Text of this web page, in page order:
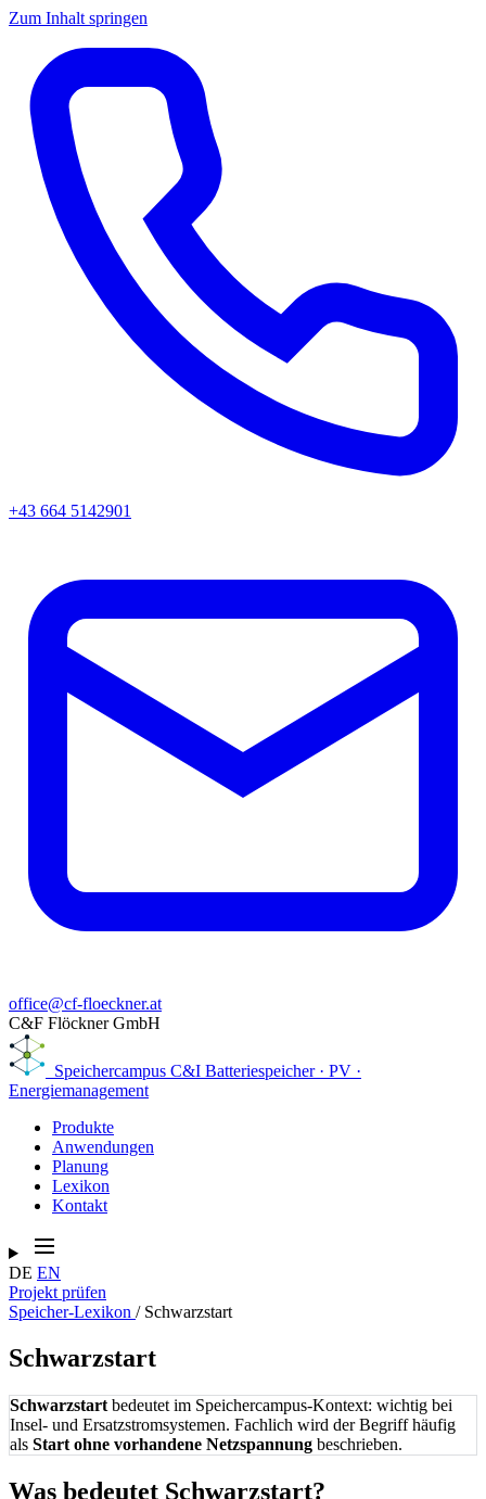
Zum Inhalt springen
+43 664 5142901
office@cf-floeckner.at
C&F Flöckner GmbH
Speichercampus C&I Batteriespeicher · PV ·
Energiemanagement
Produkte
Anwendungen
Planung
Lexikon
Kontakt
DE EN
Projekt prüfen
Speicher-Lexikon / Schwarzstart
Schwarzstart
Schwarzstart bedeutet im Speichercampus-Kontext: wichtig bei
Insel- und Ersatzstromsystemen. Fachlich wird der Begriff häufig
als Start ohne vorhandene Netzspannung beschrieben.
Was bedeutet Schwarzstart?